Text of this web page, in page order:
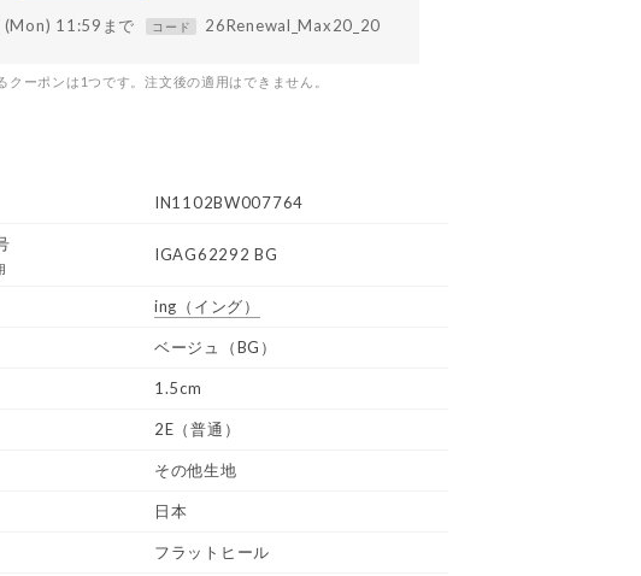
(Mon) 11:59まで コード 26Renewal_Max20_20
ーポンは1つです。注文後の適用はできません。
IN1102BW007764
IGAG62292 BG
ing （イング）
ベージュ（BG）
1.5cm
2E（普通）
その他生地
日本
フラットヒール